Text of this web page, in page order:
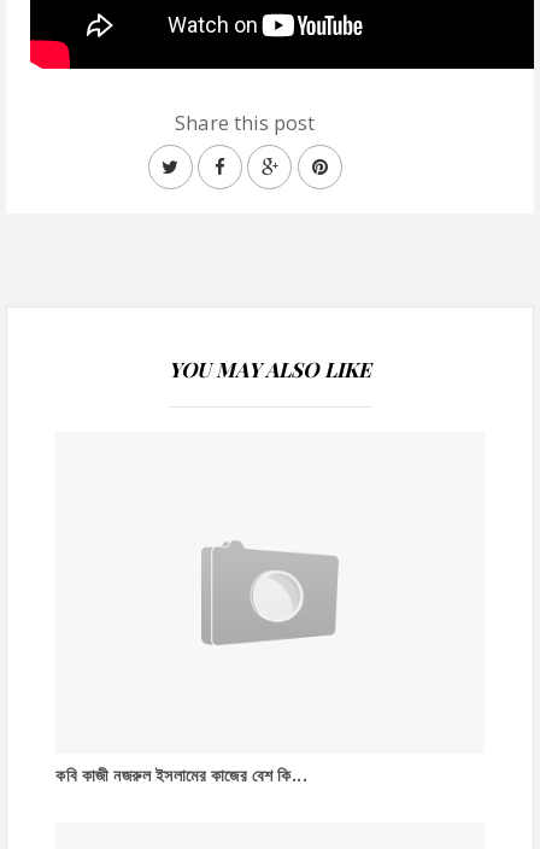
Share this post
YOU MAY ALSO LIKE
কবি কাজী নজরুল ইসলামের কাজের বেশ কি...